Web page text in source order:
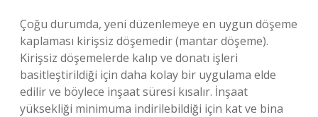
Çoğu durumda, yeni düzenlemeye en uygun döşeme
kaplaması kirişsiz döşemedir (mantar döşeme).
Kirişsiz döşemelerde kalıp ve donatı işleri
basitleştirildiği için daha kolay bir uygulama elde
edilir ve böylece inşaat süresi kısalır. İnşaat
yüksekliği minimuma indirilebildiği için kat ve bina